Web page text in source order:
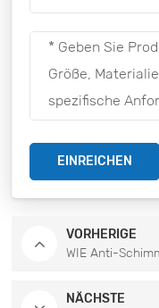
EINREICHEN
VORHERIGE
WIE Anti-
NÄCHSTE